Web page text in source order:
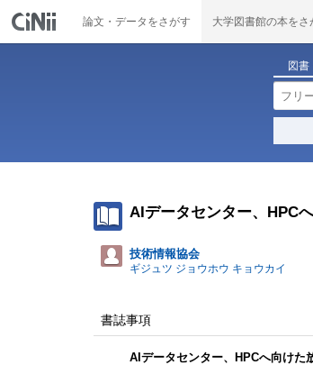
論文・データをさがす 大学図書館の本をさ
図書
AIデータセンター、HPC
技術情報協会
ギジュツ ジョウホウ キョウカイ
書誌事項
AIデータセンター、HPCへ向けた